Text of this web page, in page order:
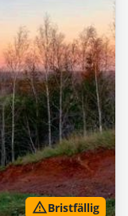
Bristfällig